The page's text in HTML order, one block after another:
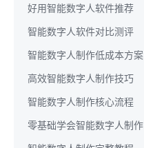
好用智能数字人软件推荐
智能数字人软件对比测评
智能数字人制作低成本方案
高效智能数字人制作技巧
智能数字人制作核心流程
零基础学会智能数字人制作